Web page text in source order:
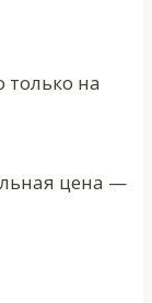
на
цена —